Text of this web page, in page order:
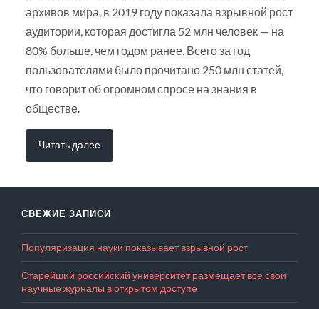
архивов мира, в 2019 году показала взрывной рост
аудитории, которая достигла 52 млн человек — на
80% больше, чем годом ранее. Всего за год
пользователями было прочитано 250 млн статей,
что говорит об огромном спросе на знания в
обществе.
Читать далее
СВЕЖИЕ ЗАПИСИ
Популяризация науки показывает взрывной рост
Старейший российский университет размещает все свои
научные журналы в открытом доступе